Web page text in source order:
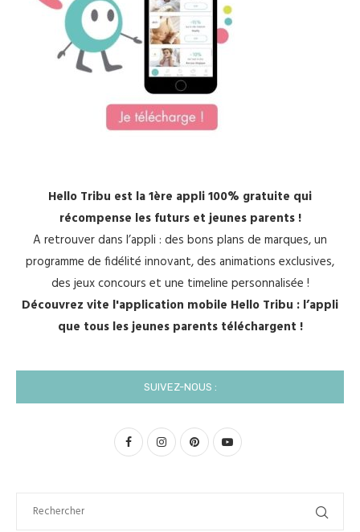
Hello Tribu est la 1ère appli 100% gratuite qui
récompense les futurs et jeunes parents !
A retrouver dans l’appli : des bons plans de marques, un
programme de fidélité innovant, des animations exclusives,
des jeux concours et une timeline personnalisée !
Découvrez vite l'application mobile Hello Tribu : l’appli
que tous les jeunes parents téléchargent !
SUIVEZ-NOUS :